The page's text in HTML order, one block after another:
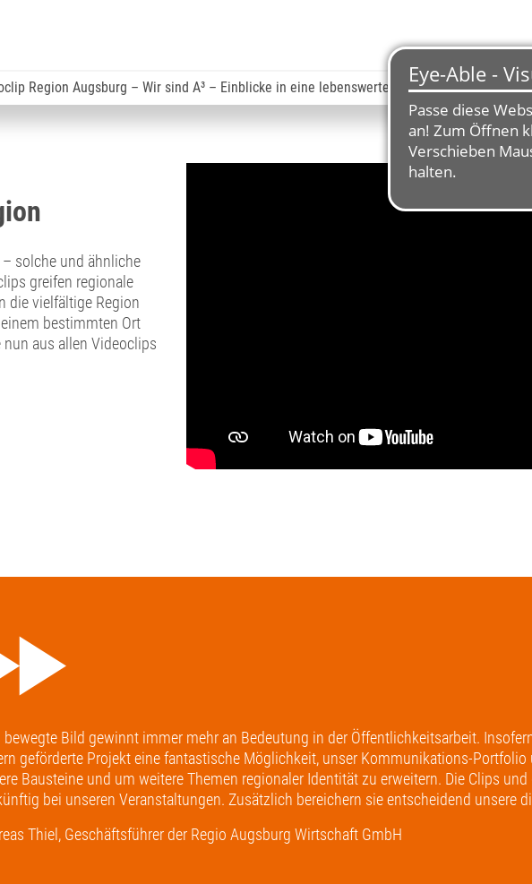
Region Augsburg – Wir sind A³ – Einblicke in eine lebenswerte Region
– solche und ähnliche
greifen regionale
die vielfältige Region
bestimmten Ort
aus allen Videoclips
bewegte Bild gewinnt immer mehr an Bedeutung in der Öffentlichkeitsarbeit.
geförderte Projekt eine fantastische Möglichkeit, unser Kommunikations-
Bausteine und um weitere Themen regionaler Identität zu erweitern. Die Clips
bei unseren Veranstaltungen. Zusätzlich bereichern sie entscheidend unsere
Thiel, Geschäftsführer der Regio Augsburg Wirtschaft GmbH